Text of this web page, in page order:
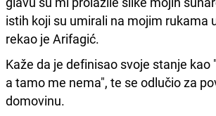
istih koji su umirali na mojim rukama
rekao je Arifagić.
Kaže da je definisao svoje stanje kao
a tamo me nema", te se odlučio za
domovinu.